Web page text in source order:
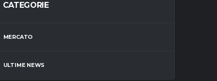
CATEGORIE
MERCATO
ULTIME NEWS